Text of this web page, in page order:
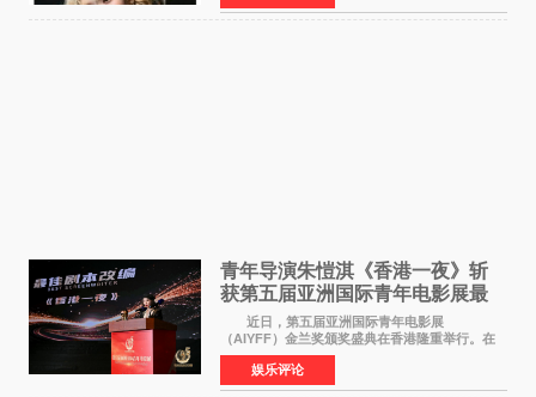
式回应。 Th
青年导演朱愷淇《香港一夜》斩
获第五届亚洲国际青年电影展最
佳剧本改编奖
近日，第五届亚洲国际青年电影展
（AIYFF）金兰奖颁奖盛典在香港隆重举行。在
这场汇聚数百位海内外电影人、文化界人士及媒
体代表的亚洲青年影视盛会上，香港本土电影
《香港一夜》（Dawn in Ho
娱乐评论